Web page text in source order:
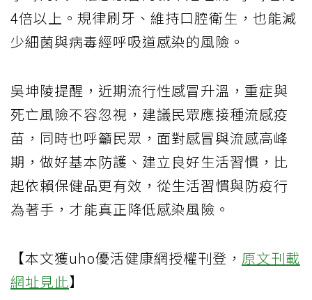
4倍以上。規律刷牙、維持口腔衛生，也能減
少細菌與病毒經呼吸道感染的風險。
吳坤陵提醒，近期流行性感冒升溫，重症與
死亡風險不容忽視，建議民眾應接種流感疫
苗，同時也呼籲民眾，面對感冒與流感高峰
期，做好基本防護、建立良好生活習慣，比
起依賴保健品更有效，從生活習慣與防疫行
為著手，才能真正降低感染風險。
【本文獲uho優活健康網授權刊登， 原文刊載
網址見此】